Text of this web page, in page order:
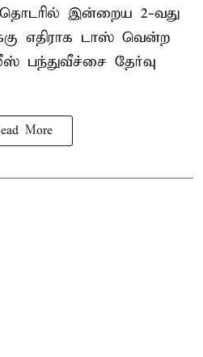
தொடரில் இன்றைய 2-வது
எதிராக டாஸ் வென்ற
பந்துவீச்சை தேர்வு
More